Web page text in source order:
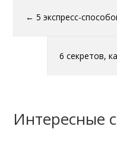
←5 экспресс-
6 секретов,
Интересные